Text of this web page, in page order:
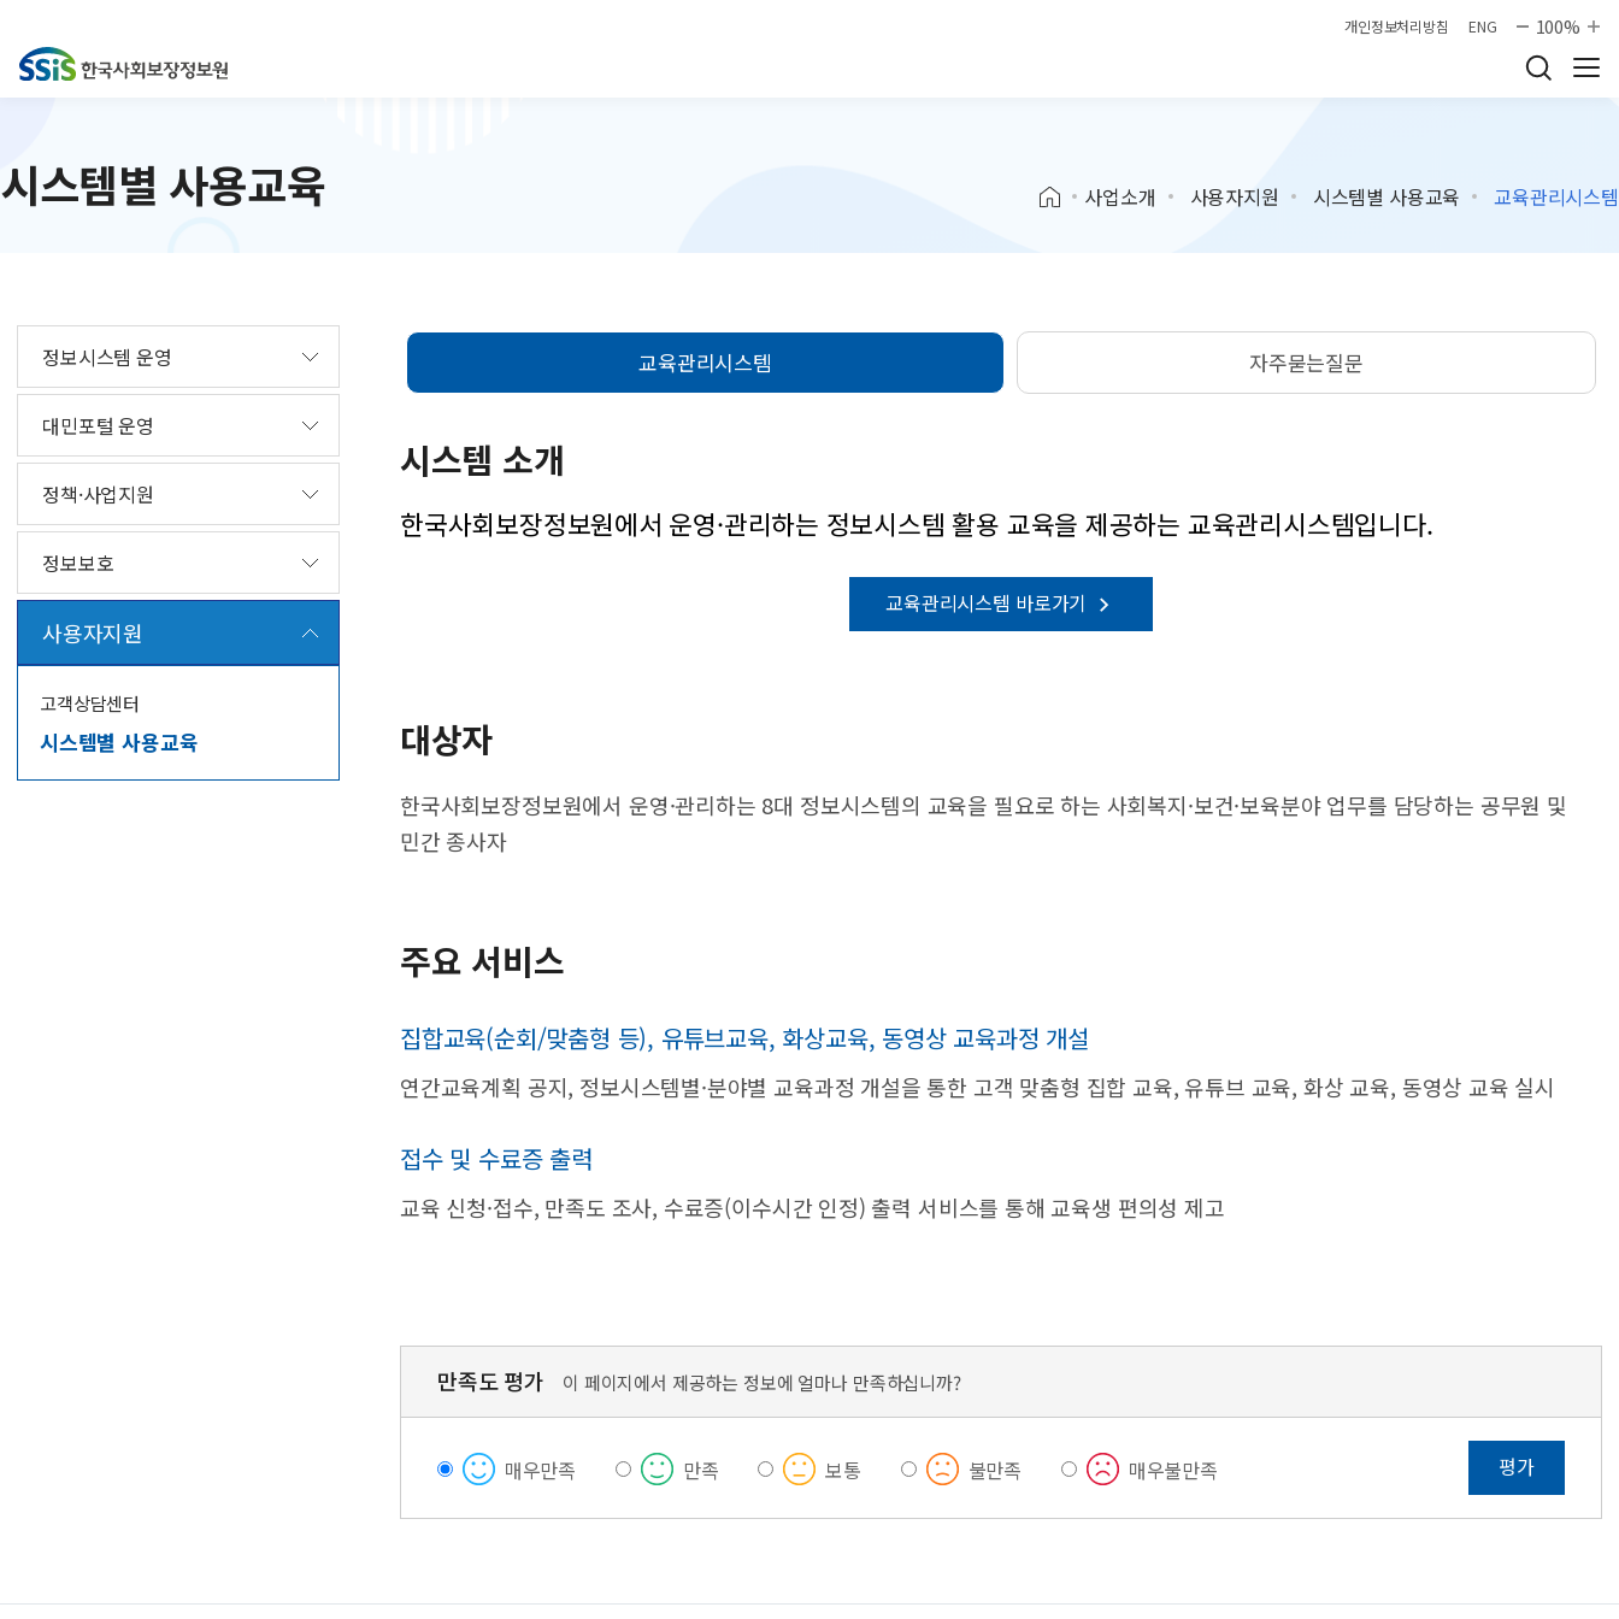
개인정보처리방침 ENG 100%
시스템별 사용교육 사업소개 사용자지원 시스템별 사용교육 교육관리시스템
정보시스템 운영
대민포털 운영
정책·사업지원
정보보호
사용자지원
고객상담센터
시스템별 사용교육
교육관리시스템 자주묻는질문
시스템 소개
한국사회보장정보원에서 운영·관리하는 정보시스템 활용 교육을 제공하는 교육관리시스템입니다.
교육관리시스템 바로가기
대상자
한국사회보장정보원에서 운영·관리하는 8대 정보시스템의 교육을 필요로 하는 사회복지·보건·보육분야 업무를 담당하는 공무원 및
민간 종사자
주요 서비스
집합교육(순회/맞춤형 등), 유튜브교육, 화상교육, 동영상 교육과정 개설
연간교육계획 공지, 정보시스템별·분야별 교육과정 개설을 통한 고객 맞춤형 집합 교육, 유튜브 교육, 화상 교육, 동영상 교육 실시
접수 및 수료증 출력
교육 신청·접수, 만족도 조사, 수료증(이수시간 인정) 출력 서비스를 통해 교육생 편의성 제고
만족도 평가 이 페이지에서 제공하는 정보에 얼마나 만족하십니까?
매우만족 만족 보통 불만족 매우불만족 평가